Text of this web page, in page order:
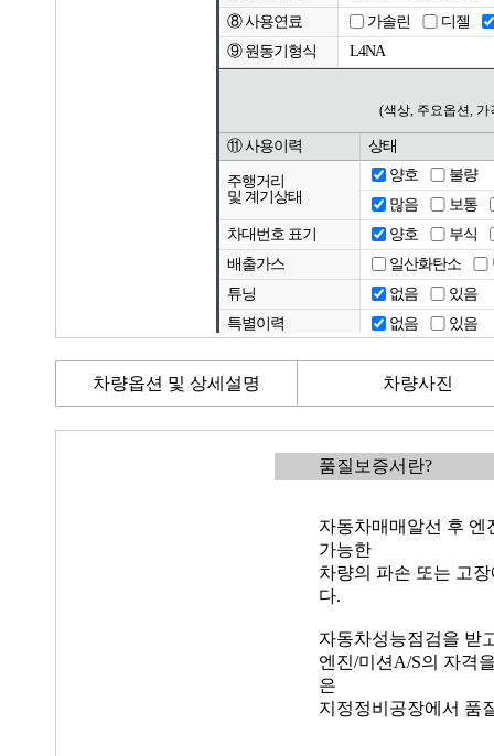
차량옵션 및 상세설명 차량사진
품질보증서란?
자동차매매알선 후 엔
가능한
차량의 파손 또는 고
다.
자동차성능점검을 받
엔진/미션A/S의 자격
은
지정정비공장에서 품